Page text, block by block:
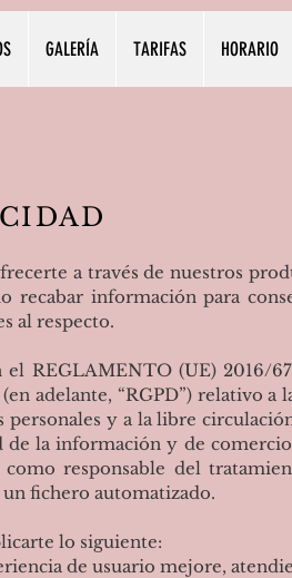
GALERÍA TARIFAS HORARIO
a través de nuestros
recabar información para
al respecto.
REGLAMENTO (UE) 2016/
adelante, “RGPD”) relativo a
y a la libre
de la información y de
responsable del
fichero automatizado.
lo siguiente:
de usuario mejore,